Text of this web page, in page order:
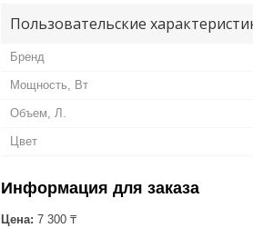
Пользовательские
Бренд
Мощность, Вт
Объем, Л.
Цвет
Информация для заказа
Цена: 7 300 ₸